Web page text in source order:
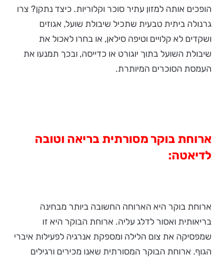
הופכים אותה למזון עתיר סוכר וקלוריות. כיצד נתקן? צרו
גרנולה ביתית טבעית שתכיל שיבולת שועל, אגוזים
ושקדים לא קלויים וטיפה סילאן, או בחרו לאכול את
שיבולת השועל בתוך יוגורט או כדייסה, ובכך תמנעו את
העמסת הסוכרים המיותרת.
ארוחת בוקר מסורתית בריאה וטובה
לדיאטה:
ארוחת בוקר היא הארוחה החשובה ביותר מבחינה
בריאותית ואסור לדלג עליה. ארוחת הבוקר היא זו
שמפסיקה את צום הלילה ומספקת אנרגיה לפעילות איברי
הגוף. ארוחת הבוקר המסורתית שאנו מכירים ורגילים